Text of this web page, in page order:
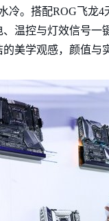
冷。搭配ROG飞
温控与灯效信号
美学观感，颜值与